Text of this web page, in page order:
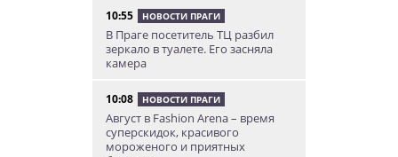
10:55 НОВОСТИ ПРАГИ
В Праге посетитель ТЦ разбил
зеркало в туалете. Его засняла
камера
10:08 НОВОСТИ ПРАГИ
Август в Fashion Arena – время
суперскидок, красивого
мороженого и приятных